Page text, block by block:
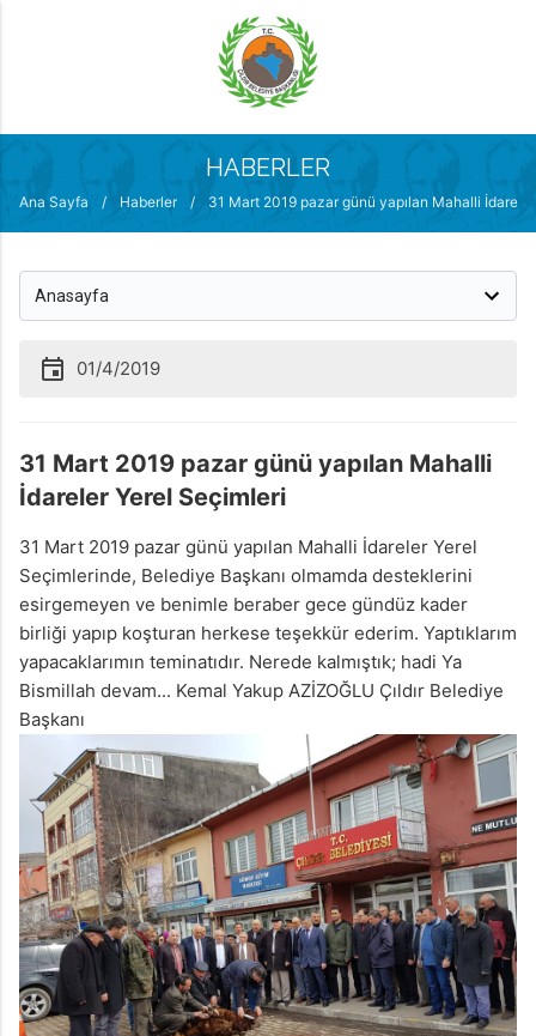
HABERLER
Ana Sayfa / Haberler / 31 Mart 2019 pazar günü yapılan Mahalli
01/4/2019
31 Mart 2019 pazar günü yapılan Mahalli
İdareler Yerel Seçimleri
31 Mart 2019 pazar günü yapılan Mahalli İdareler Yerel
Seçimlerinde, Belediye Başkanı olmamda desteklerini
esirgemeyen ve benimle beraber gece gündüz kader
birliği yapıp koşturan herkese teşekkür ederim. Yaptıklarım
yapacaklarımın teminatıdır. Nerede kalmıştık; hadi Ya
Bismillah devam... Kemal Yakup AZİZOĞLU Çıldır Belediye
Başkanı